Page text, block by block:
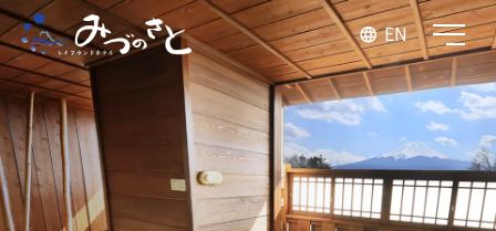
EN